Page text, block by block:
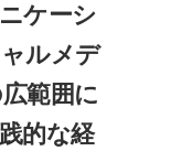
ケーシ
ルメデ
範囲に
的な経